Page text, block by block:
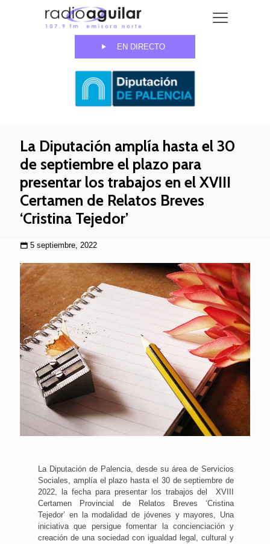
EN DIRECTO
La Diputación amplía hasta el 30
de septiembre el plazo para
presentar los trabajos en el XVIII
Certamen de Relatos Breves
‘Cristina Tejedor’
5 septiembre, 2022
La Diputación de Palencia, desde su área de Servicios
Sociales, amplía el plazo hasta el 30 de septiembre de
2022, la fecha para presentar los trabajos del XVIII
Certamen Provincial de Relatos Breves ‘Cristina
Tejedor’ en la modalidad de jóvenes y mayores, Una
iniciativa que persigue fomentar la concienciación y
creación de una sociedad con igualdad legal, cultural y